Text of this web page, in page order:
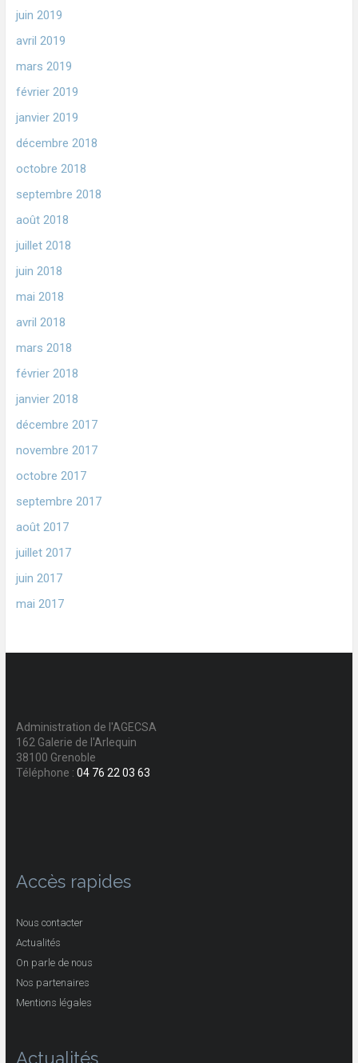
juin 2019
avril 2019
mars 2019
février 2019
janvier 2019
décembre 2018
octobre 2018
septembre 2018
août 2018
juillet 2018
juin 2018
mai 2018
avril 2018
mars 2018
février 2018
janvier 2018
décembre 2017
novembre 2017
octobre 2017
septembre 2017
août 2017
juillet 2017
juin 2017
mai 2017
Administration de l'AGECSA
162 Galerie de l'Arlequin
38100 Grenoble
Téléphone : 04 76 22 03 63
Accès rapides
Nous contacter
Actualités
On parle de nous
Nos partenaires
Mentions légales
Actualités